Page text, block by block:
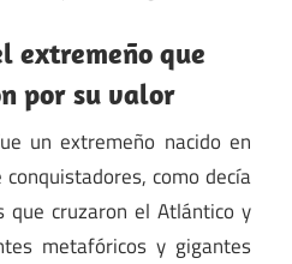
extremeño que
por su valor
un extremeño nacido en
como decía
que cruzaron el Atlántico y
metafóricos y gigantes